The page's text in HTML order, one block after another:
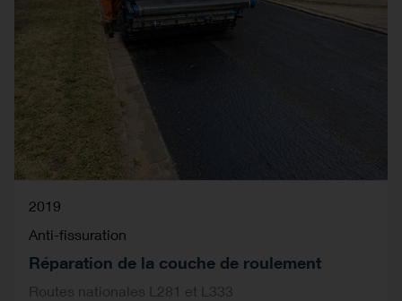
2019
Anti-fissuration
Réparation de la couche de roulement
Routes nationales L281 et L333